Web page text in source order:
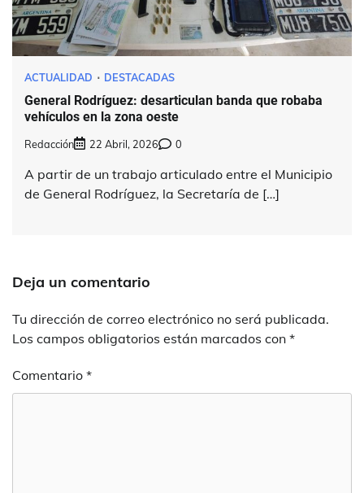
ACTUALIDAD DESTACADAS
General Rodríguez: desarticulan banda que robaba
vehículos en la zona oeste
Redacción 22 Abril, 2026 0
A partir de un trabajo articulado entre el Municipio
de General Rodríguez, la Secretaría de […]
Deja un comentario
Tu dirección de correo electrónico no será publicada.
Los campos obligatorios están marcados con *
Comentario *